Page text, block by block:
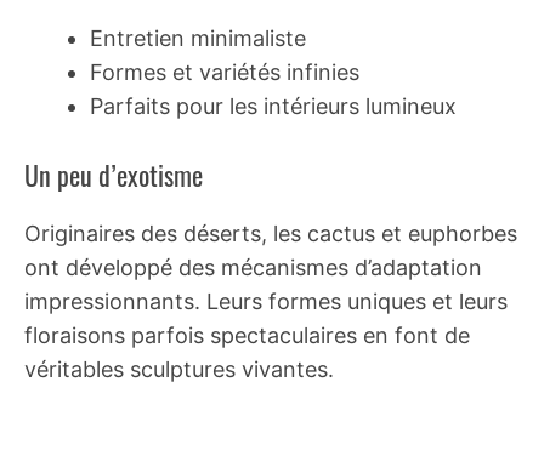
Entretien minimaliste
Formes et variétés infinies
Parfaits pour les intérieurs lumineux
Un peu d’exotisme
Originaires des déserts, les cactus et euphorbes
ont développé des mécanismes d’adaptation
impressionnants. Leurs formes uniques et leurs
floraisons parfois spectaculaires en font de
véritables sculptures vivantes.